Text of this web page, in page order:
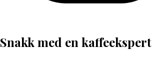
Snakk med en kaffeekspert